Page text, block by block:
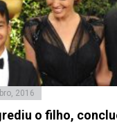
2016
o filho,